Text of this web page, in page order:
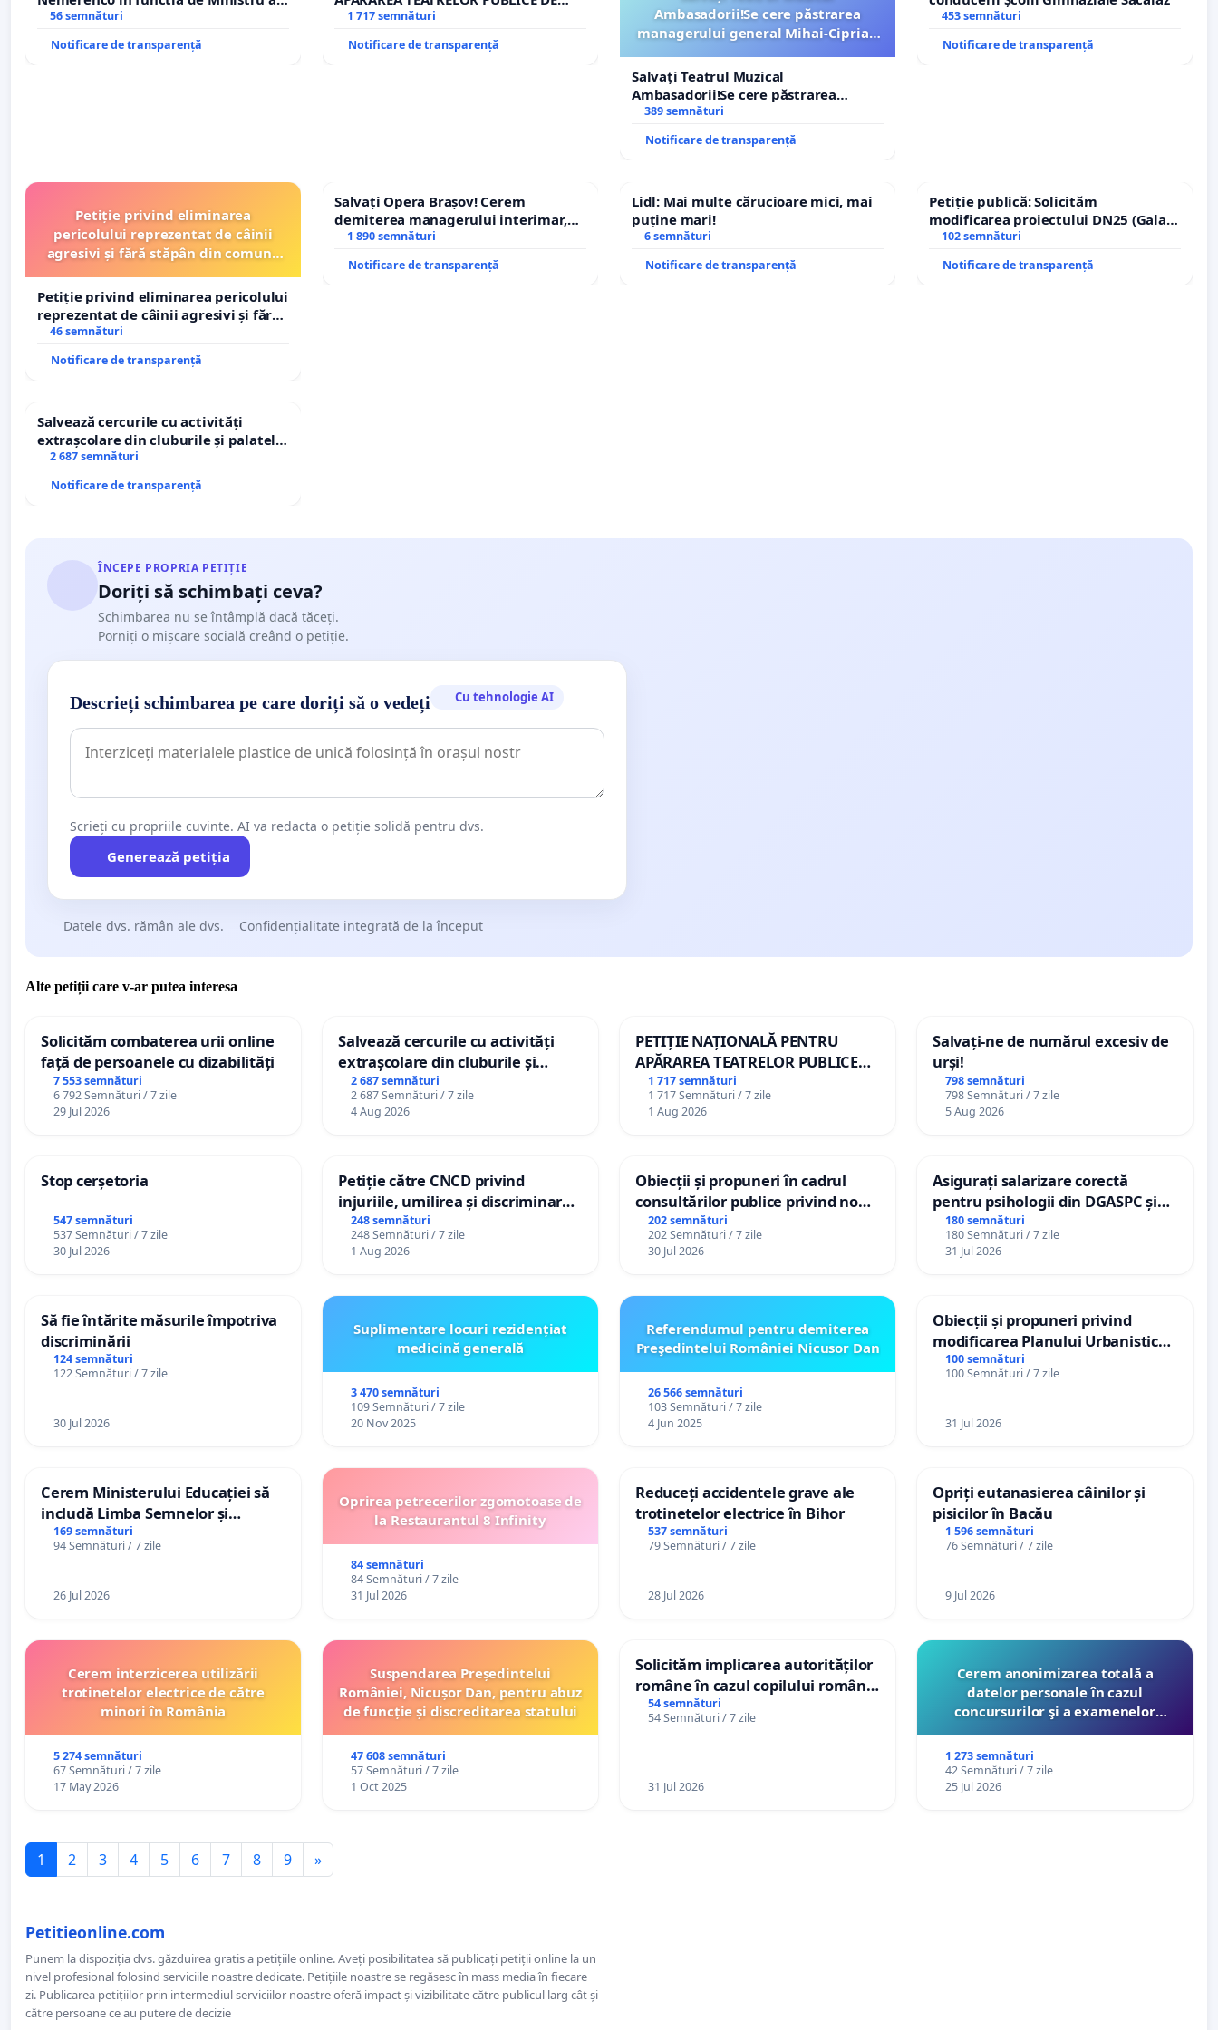
Sanatatii
56 semnături
Notificare de transparență
REPERTORIU DIN ROMÂNIA
1 717 semnături
Notificare de transparență
Ambasadorii!Se cere păstrarea
managerului general Mihai-Ciprian
Salvați Teatrul Muzical
Ambasadorii!Se cere păstrarea
managerului general Mihai-Ciprian
ROGOJAN
389 semnături
Notificare de transparență
453 semnături
Notificare de transparență
Petiție privind eliminarea
pericolului reprezentat de câinii
agresivi și fără stăpân din comuna
Petiție privind eliminarea pericolului
reprezentat de câinii agresivi și fără
stăpân din comuna Tunari
46 semnături
Notificare de transparență
Salvați Opera Brașov! Cerem
demiterea managerului interimar,
Petrean Lucian-Marius!
1 890 semnături
Notificare de transparență
Lidl: Mai multe cărucioare mici, mai
puține mari!
6 semnături
Notificare de transparență
Petiție publică: Solicităm
modificarea proiectului DN25 (Galați
– Hanu Conachi) prin devierea
traseului în afara localităților!
102 semnături
Notificare de transparență
Salvează cercurile cu activități
extrașcolare din cluburile și palatele
copiilor
2 687 semnături
Notificare de transparență
ÎNCEPE PROPRIA PETIȚIE
Doriți să schimbați ceva?
Schimbarea nu se întâmplă dacă tăceți.
Porniți o mișcare socială creând o petiție.
Descrieți schimbarea pe care doriți să o vedeți Cu tehnologie AI
Scrieți cu propriile cuvinte. AI va redacta o petiție solidă pentru dvs.
Generează petiția
Datele dvs. rămân ale dvs. Confidențialitate integrată de la început
Alte petiții care v-ar putea interesa
Solicităm combaterea urii online
față de persoanele cu dizabilități
7 553 semnături
6 792 Semnături / 7 zile
29 Jul 2026
Salvează cercurile cu activități
extrașcolare din cluburile și
palatele copiilor
2 687 semnături
2 687 Semnături / 7 zile
4 Aug 2026
PETIȚIE NAȚIONALĂ PENTRU
APĂRAREA TEATRELOR PUBLICE
DE REPERTORIU DIN ROMÂNIA
1 717 semnături
1 717 Semnături / 7 zile
1 Aug 2026
Salvați-ne de numărul excesiv de
urși!
798 semnături
798 Semnături / 7 zile
5 Aug 2026
Stop cerșetoria
547 semnături
537 Semnături / 7 zile
30 Jul 2026
Petiție către CNCD privind
injuriile, umilirea și discriminarea
persoanelor cu dizabilități de
către utilizatorul TikTok „Gorici”
248 semnături
248 Semnături / 7 zile
1 Aug 2026
Obiecții și propuneri în cadrul
consultărilor publice privind noul
Plan Urbanistic General (PUG)
Ialoveni
202 semnături
202 Semnături / 7 zile
30 Jul 2026
Asigurați salarizare corectă
pentru psihologii din DGASPC și
spitale
180 semnături
180 Semnături / 7 zile
31 Jul 2026
Să fie întărite măsurile împotriva
discriminării
124 semnături
122 Semnături / 7 zile
30 Jul 2026
Suplimentare locuri rezidențiat
medicină generală
3 470 semnături
109 Semnături / 7 zile
20 Nov 2025
Referendumul pentru demiterea
Preşedintelui României Nicusor Dan
26 566 semnături
103 Semnături / 7 zile
4 Jun 2025
Obiecții și propuneri privind
modificarea Planului Urbanistic
General al orașului Ialoveni
100 semnături
100 Semnături / 7 zile
31 Jul 2026
Cerem Ministerului Educației să
includă Limba Semnelor și
alfabetul Braille în școlile din
Republica Moldova!
169 semnături
94 Semnături / 7 zile
26 Jul 2026
Oprirea petrecerilor zgomotoase de
la Restaurantul 8 Infinity
84 semnături
84 Semnături / 7 zile
31 Jul 2026
Reduceți accidentele grave ale
trotinetelor electrice în Bihor
537 semnături
79 Semnături / 7 zile
28 Jul 2026
Opriți eutanasierea câinilor și
pisicilor în Bacău
1 596 semnături
76 Semnături / 7 zile
9 Jul 2026
Cerem interzicerea utilizării
trotinetelor electrice de către
minori în România
5 274 semnături
67 Semnături / 7 zile
17 May 2026
Suspendarea Președintelui
României, Nicușor Dan, pentru abuz
de funcție și discreditarea statului
47 608 semnături
57 Semnături / 7 zile
1 Oct 2025
Solicităm implicarea autorităților
române în cazul copilului român
Wiliam Kristian Gheorghe, aflat în
plasament în Danemarca de 12
54 semnături
54 Semnături / 7 zile
31 Jul 2026
Cerem anonimizarea totală a
datelor personale în cazul
concursurilor şi a examenelor
către Ministerul Educaţiei
1 273 semnături
42 Semnături / 7 zile
25 Jul 2026
1 2 3 4 5 6 7 8 9 »
Petitieonline.com
Punem la dispoziția dvs. găzduirea gratis a petițiile online. Aveți posibilitatea să publicați petiții online la un
nivel profesional folosind serviciile noastre dedicate. Petițiile noastre se regăsesc în mass media în fiecare
zi. Publicarea petițiilor prin intermediul serviciilor noastre oferă impact și vizibilitate către publicul larg cât și
către persoane ce au putere de decizie